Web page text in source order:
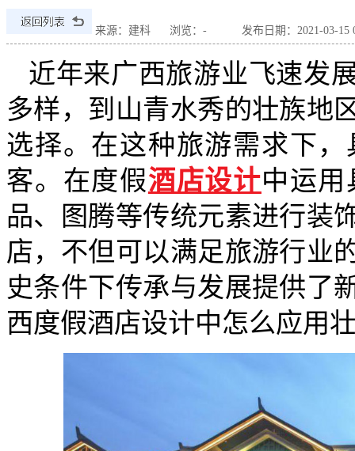
来源：建科 浏览： - 发布日期：2021-03-15
近年来广西旅游业飞速发
多样，到山青水秀的壮族地
选择。在这种旅游需求下
客。在度假酒店设计中运
品、图腾等传统元素进行装
店，不但可以满足旅游行业
史条件下传承与发展提供了
西度假酒店设计中怎么应用